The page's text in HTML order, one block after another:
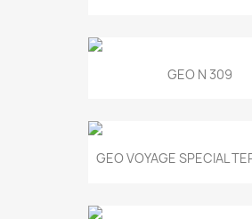
GEO N 309
GEO VOYAGE SPECIAL